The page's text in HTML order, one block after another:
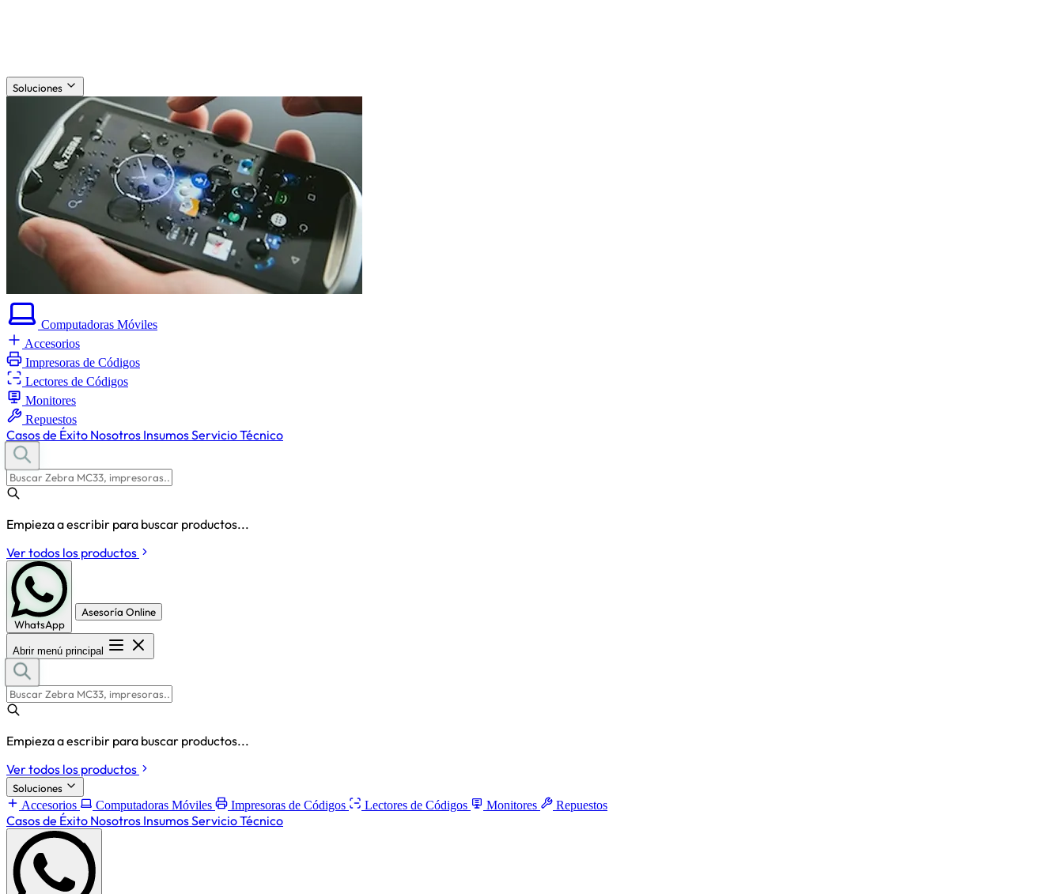
Soluciones
Computadoras Móviles
Accesorios
Impresoras de Códigos
Lectores de Códigos
Monitores
Repuestos
Casos de Éxito Nosotros InsumosServicio Técnico
Empieza a escribir para buscar productos...
Ver todos los productos
WhatsApp
Asesoría Online
Abrir menú principal
Empieza a escribir para buscar productos...
Ver todos los productos
Soluciones
Accesorios Computadoras Móviles Impresoras de Códigos Lectores de Códigos Monitores Repuestos
Casos de Éxito Nosotros InsumosServicio Técnico